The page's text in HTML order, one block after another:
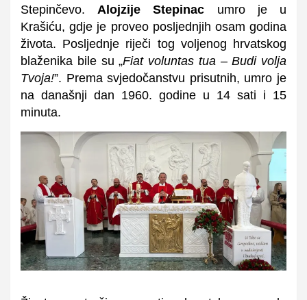
Stepinčevo. Alojzije Stepinac umro je u
Krašiću, gdje je proveo posljednjih osam godina
života. Posljednje riječi tog voljenog hrvatskog
blaženika bile su „Fiat voluntas tua – Budi volja
Tvoja!”. Prema svjedočanstvu prisutnih, umro je
na današnji dan 1960. godine u 14 sati i 15
minuta.